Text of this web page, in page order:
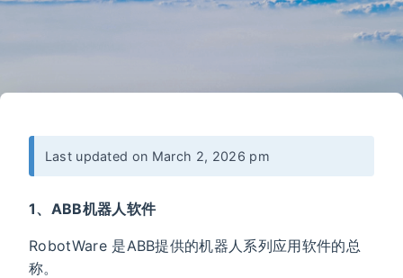
Last updated on March 2, 2026 pm
1、ABB机器人软件
RobotWare 是ABB提供的机器人系列应用软件的总
称。